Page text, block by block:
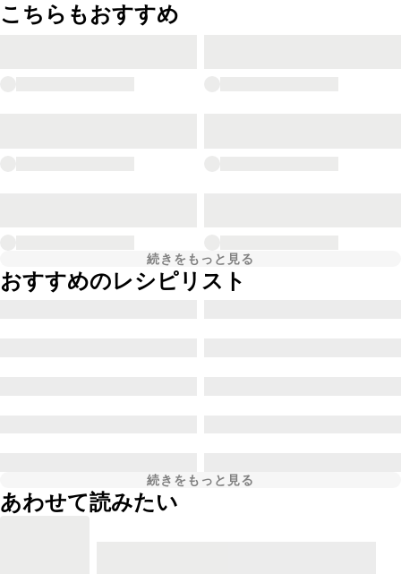
こちらもおすすめ
続きをもっと見る
おすすめのレシピリスト
続きをもっと見る
あわせて読みたい